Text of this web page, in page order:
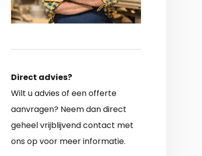
Direct advies?
Wilt u advies of een offerte
aanvragen? Neem dan direct
geheel vrijblijvend contact met
ons op voor meer informatie.